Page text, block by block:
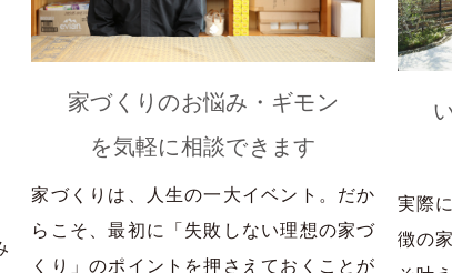
家づくりのお悩み・ギモン
を気軽に相談できます
家づくりは、人生の一大イベント。だか
らこそ、最初に「失敗しない理想の家づ
くり」のポイントを押さえておくことが
実際
徴の